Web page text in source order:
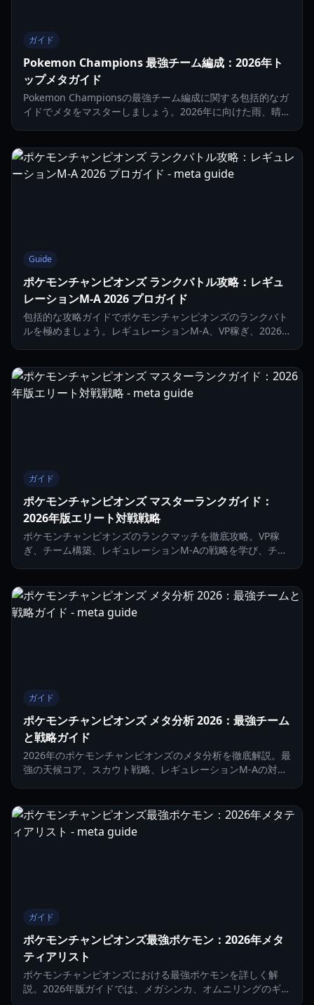
ガイド
Pokemon Champions 最強チーム編成：2026年ト
ップメタガイド
Pokemon Championsの最強チーム編成に関する包括的なガ
イドでメタをマスターしましょう。2026年に向けた雨、晴
Guide
ポケモンチャンピオンズ ランクバトル攻略：レギュ
レーションM-A 2026 プロガイド
包括的な攻略ガイドでポケモンチャンピオンズのランクバト
ルを極めましょう。レギュレーションM-A、VP稼ぎ、2026
ガイド
ポケモンチャンピオンズ マスターランクガイド：
2026年版エリート対戦戦略
ポケモンチャンピオンズのランクマッチを徹底攻略。VP稼
ぎ、チーム構築、レギュレーションM-Aの戦略を学び、チャ
ガイド
ポケモンチャンピオンズ メタ分析 2026：最強チーム
と戦略ガイド
2026年のポケモンチャンピオンズのメタ分析を徹底解説。最
強の天候コア、スカウト戦略、レギュレーションM-Aの対戦
ガイド
ポケモンチャンピオンズ最強ポケモン：2026年メタ
ティアリスト
ポケモンチャンピオンズにおける最強ポケモンを詳しく解
説。2026年版ガイドでは、メガシンカ、オムニリングのギミ